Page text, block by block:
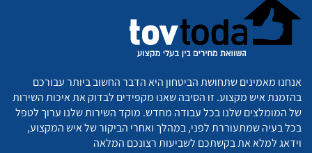
אנחנו מאמינים שתחושת הביטחון היא הדבר החשוב ביותר עבורכם
בהזמנת איש מקצוע. זו הסיבה שאנו מקפידים לבדוק את איכות השירות
של המומלצים שלנו בכל עבודה מחדש. מוקד השירות שלנו ערוך לטפל
בכל בעיה שמתעוררת לפני, במהלך ואחרי הביקור של איש המקצוע,
וידאג למלא את בקשתכם לשביעות רצונכם המלאה